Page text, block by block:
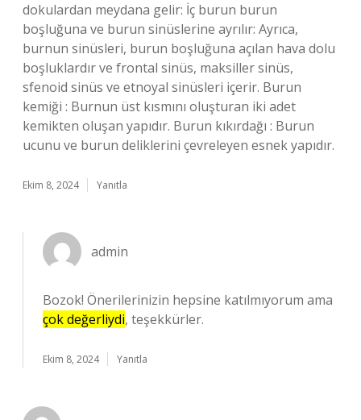
dokulardan meydana gelir: İç burun burun
boşluğuna ve burun sinüslerine ayrılır: Ayrıca,
burnun sinüsleri, burun boşluğuna açılan hava dolu
boşluklardır ve frontal sinüs, maksiller sinüs,
sfenoid sinüs ve etnoyal sinüsleri içerir. Burun
kemiği : Burnun üst kısmını oluşturan iki adet
kemikten oluşan yapıdır. Burun kıkırdağı : Burun
ucunu ve burun deliklerini çevreleyen esnek yapıdır.
Ekim 8, 2024 Yanıtla
admin
Bozok! Önerilerinizin hepsine katılmıyorum ama
çok değerliydi, teşekkürler.
Ekim 8, 2024 Yanıtla